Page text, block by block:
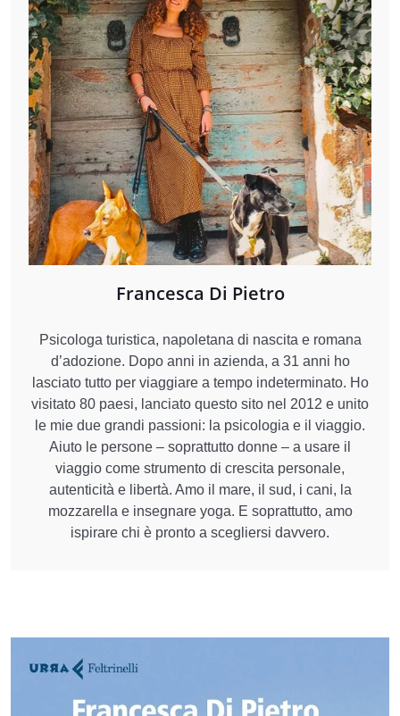
Francesca Di Pietro
Psicologa turistica, napoletana di nascita e romana
d’adozione. Dopo anni in azienda, a 31 anni ho
lasciato tutto per viaggiare a tempo indeterminato. Ho
visitato 80 paesi, lanciato questo sito nel 2012 e unito
le mie due grandi passioni: la psicologia e il viaggio.
Aiuto le persone – soprattutto donne – a usare il
viaggio come strumento di crescita personale,
autenticità e libertà. Amo il mare, il sud, i cani, la
mozzarella e insegnare yoga. E soprattutto, amo
ispirare chi è pronto a scegliersi davvero.